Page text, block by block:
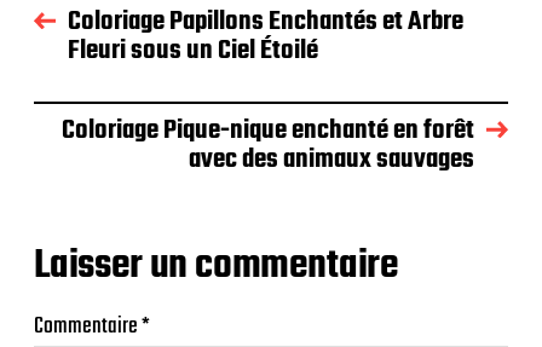
Coloriage Papillons Enchantés et Arbre
Fleuri sous un Ciel Étoilé
Coloriage Pique-nique enchanté en forêt
avec des animaux sauvages
Laisser un commentaire
Commentaire*